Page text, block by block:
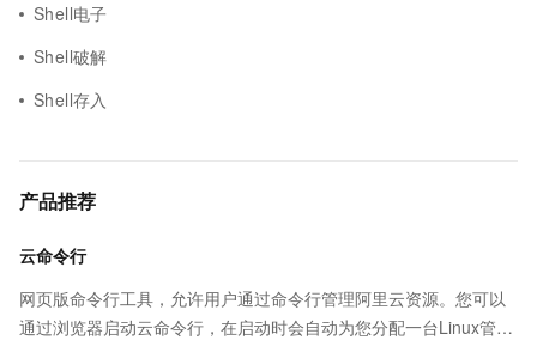
Shell电子
Shell破解
Shell存入
产品推荐
云命令行
网页版命令行工具，允许用户通过命令行管理阿里云资源。您可以
通过浏览器启动云命令行，在启动时会自动为您分配一台Linux管理